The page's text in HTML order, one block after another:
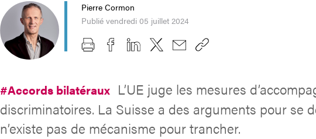
Pierre Cormon
Publié vendredi 05 juillet 2024
#Accords bilatéraux L’UE juge les mesures
discriminatoires. La Suisse a des arguments pour se
n’existe pas de mécanisme pour trancher.